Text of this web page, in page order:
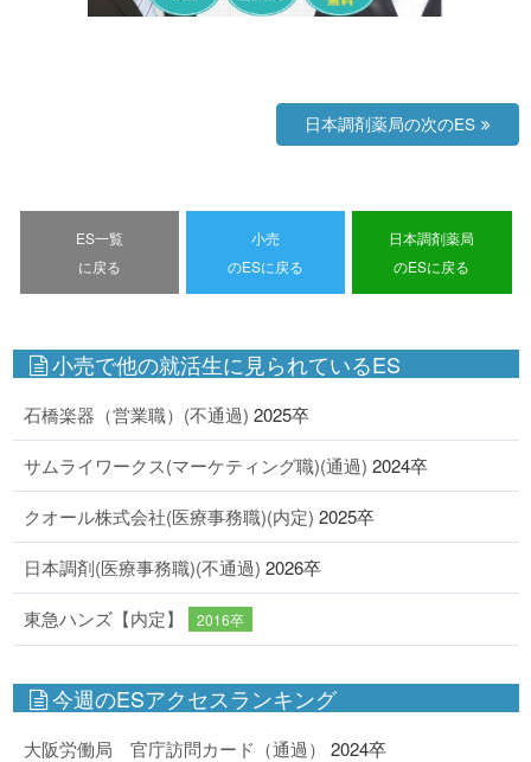
日本調剤薬局の次のES
ES一覧
に戻る
小売
のESに戻る
日本調剤薬局
のESに戻る
小売で他の就活生に見られているES
石橋楽器（営業職）(不通過) 2025卒
サムライワークス(マーケティング職)(通過) 2024卒
クオール株式会社(医療事務職)(内定) 2025卒
日本調剤(医療事務職)(不通過) 2026卒
東急ハンズ【内定】 2016卒
今週のESアクセスランキング
大阪労働局 官庁訪問カード（通過） 2024卒